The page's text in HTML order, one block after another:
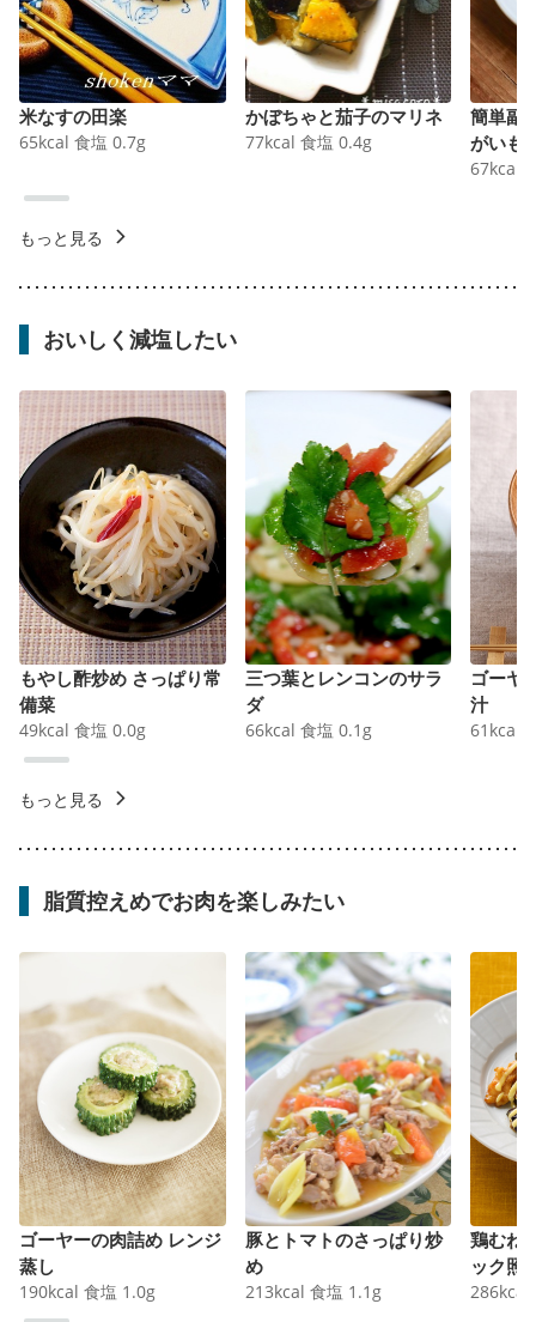
米なすの田楽
65kcal 食塩 0.7g
かぼちゃと茄子のマリネ
77kcal 食塩 0.4g
簡単副
がいも
67kcal
もっと見る
おいしく減塩したい
もやし酢炒め さっぱり常
備菜
49kcal 食塩 0.0g
三つ葉とレンコンのサラ
ダ
66kcal 食塩 0.1 g
ゴーヤ
汁
61 kcal
もっと見る
脂質控えめでお肉を楽しみたい
ゴーヤーの肉詰め レンジ
蒸し
190kcal 食塩 1.0g
豚とトマトのさっぱり炒
め
213kcal 食塩 1.1 g
鶏むね
ック照
286kcal